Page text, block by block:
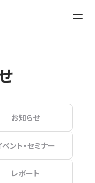
お知らせ
ベント・セミナー
レポート